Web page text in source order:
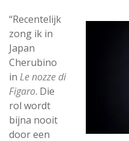
“Recentelijk
zong ik in
Japan
Cherubino
in Le nozze di
Figaro. Die
rol wordt
bijna nooit
door een